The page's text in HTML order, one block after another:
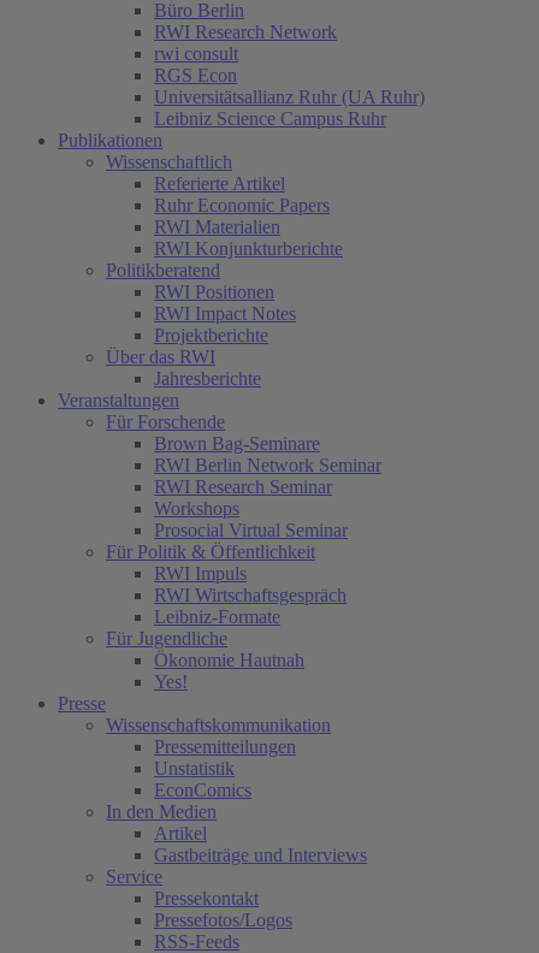
Büro Berlin
RWI Research Network
rwi consult
RGS Econ
Universitätsallianz Ruhr (UA Ruhr)
Leibniz Science Campus Ruhr
Publikationen
Wissenschaftlich
Referierte Artikel
Ruhr Economic Papers
RWI Materialien
RWI Konjunkturberichte
Politikberatend
RWI Positionen
RWI Impact Notes
Projektberichte
Über das RWI
Jahresberichte
Veranstaltungen
Für Forschende
Brown Bag-Seminare
RWI Berlin Network Seminar
RWI Research Seminar
Workshops
Prosocial Virtual Seminar
Für Politik & Öffentlichkeit
RWI Impuls
RWI Wirtschaftsgespräch
Leibniz-Formate
Für Jugendliche
Ökonomie Hautnah
Yes!
Presse
Wissenschaftskommunikation
Pressemitteilungen
Unstatistik
EconComics
In den Medien
Artikel
Gastbeiträge und Interviews
Service
Pressekontakt
Pressefotos/Logos
RSS-Feeds